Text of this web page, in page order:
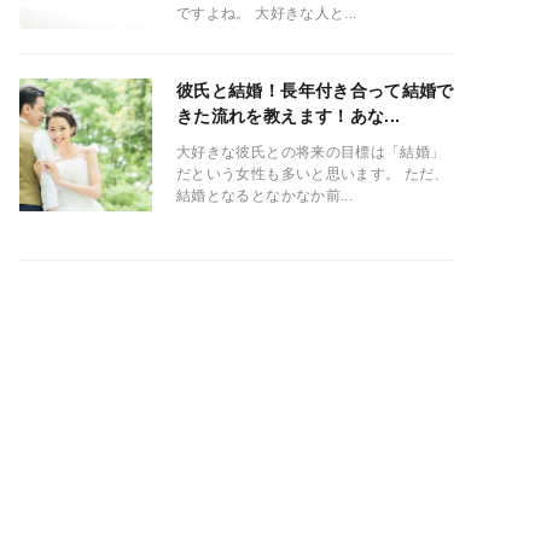
ですよね。 大好きな人と...
彼氏と結婚！長年付き合って結婚で
きた流れを教えます！あな...
大好きな彼氏との将来の目標は「結婚」
だという女性も多いと思います。 ただ、
結婚となるとなかなか前...